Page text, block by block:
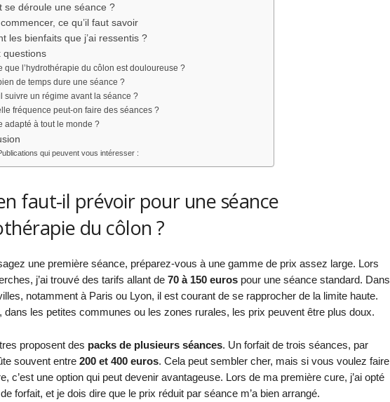
se déroule une séance ?
ce qu’il faut savoir
les bienfaits que j’ai ressentis ?
questions
que l’hydrothérapie du côlon est douloureuse ?
de temps dure une séance ?
suivre un régime avant la séance ?
fréquence peut-on faire des séances ?
adapté à tout le monde ?
qui peuvent vous intéresser :
faut-il prévoir pour une séance
du côlon ?
une première séance, préparez-vous à une gamme de prix assez large. Lors
j’ai trouvé des tarifs allant de 70 à 150 eurospour une séance standard. Dans
notamment à Paris ou Lyon, il est courant de se rapprocher de la limite haute.
dans les petites communes ou les zones rurales, les prix peuvent être plus doux.
proposent des packs de plusieurs séances. Un forfait de trois séances, par
souvent entre 200 et 400 euros. Cela peut sembler cher, mais si vous voulez faire
c’est une option qui peut devenir avantageuse. Lors de ma première cure, j’ai opté
forfait, et je dois dire que le prix réduit par séance m’a bien arrangé.